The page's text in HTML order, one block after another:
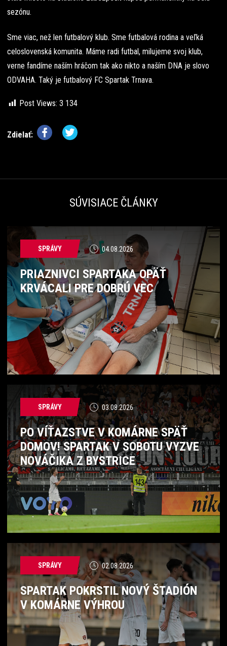
sezónu.
Sme viac, než len futbalový klub. Sme futbalová rodina a veľká
celoslovenská komunita. Máme radi futbal, milujeme svoj klub,
verne fandíme naším hráčom tak ako nikto a naším DNA je slovo
ODVAHA. Taký je futbalový FC Spartak Trnava.
Post Views: 3 134
Zdielať:
SÚVISIACE ČLÁNKY
SPRÁVY 04.08.2026
PRIAZNIVCI SPARTAKA OPÄŤ
KRVÁCALI PRE DOBRÚ VEC
SPRÁVY 03.08.2026
PO VÍŤAZSTVE V KOMÁRNE SPÄŤ
DOMOV! SPARTAK V SOBOTU VYZVE
NOVÁČIKA Z BYSTRICE
SPRÁVY 02.08.2026
SPARTAK POKRSTIL NOVÝ ŠTADIÓN
V KOMÁRNE VÝHROU